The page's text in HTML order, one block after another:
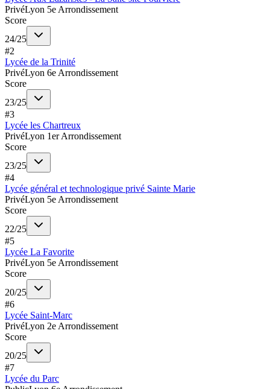
PrivéLyon 5e Arrondissement
Score
24/25
#2
Lycée de la Trinité
PrivéLyon 6e Arrondissement
Score
23/25
#3
Lycée les Chartreux
PrivéLyon 1er Arrondissement
Score
23/25
#4
Lycée général et technologique privé Sainte Marie
PrivéLyon 5e Arrondissement
Score
22/25
#5
Lycée La Favorite
PrivéLyon 5e Arrondissement
Score
20/25
#6
Lycée Saint-Marc
PrivéLyon 2e Arrondissement
Score
20/25
#7
Lycée du Parc